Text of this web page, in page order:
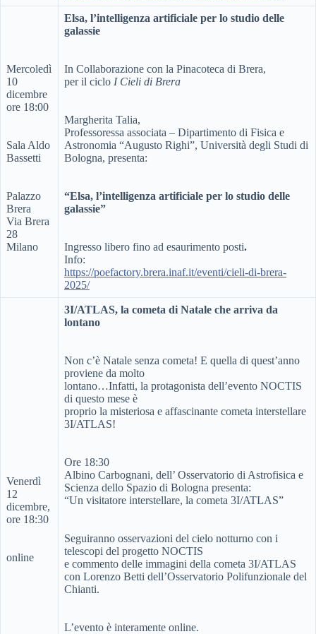
Mercoledì
10
dicembre
ore 18:00
Sala Aldo
Bassetti
Palazzo
Brera
Via Brera
28
Milano
Elsa, l’intelligenza artificiale per lo studio delle
galassie
In Collaborazione con la Pinacoteca di Brera,
per il ciclo I Cieli di Brera
Margherita Talia,
Professoressa associata – Dipartimento di Fisica e
Astronomia “Augusto Righi”, Università degli Studi di
Bologna, presenta:
“Elsa, l’intelligenza artificiale per lo studio delle
galassie”
Ingresso libero fino ad esaurimento posti.
Info:
https://poefactory.brera.inaf.it/eventi/cieli-di-brera-
2025/
Venerdì
12
dicembre,
ore 18:30
online
3I/ATLAS, la cometa di Natale che arriva da
lontano
Non c’è Natale senza cometa! E quella di quest’anno
proviene da molto
lontano…Infatti, la protagonista dell’evento NOCTIS
di questo mese è
proprio la misteriosa e affascinante cometa interstellare
3I/ATLAS!
Ore 18:30
Albino Carbognani, dell’ Osservatorio di Astrofisica e
Scienza dello Spazio di Bologna presenta:
“Un visitatore interstellare, la cometa 3I/ATLAS”
Seguiranno osservazioni del cielo notturno con i
telescopi del progetto NOCTIS
e commento delle immagini della cometa 3I/ATLAS
con Lorenzo Betti dell’Osservatorio Polifunzionale del
Chianti.
L’evento è interamente online.